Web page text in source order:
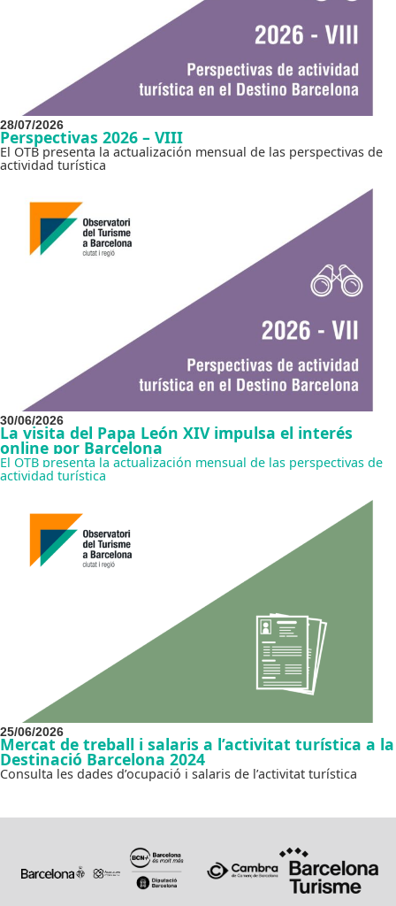
28/07/2026
Perspectivas 2026 – VIII
El OTB presenta la actualización mensual de las perspectivas de
actividad turística
30/06/2026
La visita del Papa León XIV impulsa el interés
online por Barcelona
El OTB presenta la actualización mensual de las perspectivas de
actividad turística
25/06/2026
Mercat de treball i salaris a l’activitat turística a la
Destinació Barcelona 2024
Consulta les dades d’ocupació i salaris de l’activitat turística